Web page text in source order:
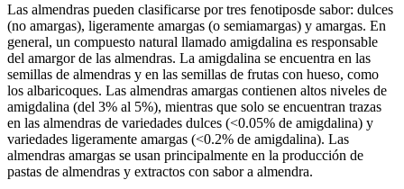
Las almendras pueden clasificarse por tres fenotiposde sabor: dulces
(no amargas), ligeramente amargas (o semiamargas) y amargas. En
general, un compuesto natural llamado amigdalina es responsable
del amargor de las almendras. La amigdalina se encuentra en las
semillas de almendras y en las semillas de frutas con hueso, como
los albaricoques. Las almendras amargas contienen altos niveles de
amigdalina (del 3% al 5%), mientras que solo se encuentran trazas
en las almendras de variedades dulces (<0.05% de amigdalina) y
variedades ligeramente amargas (<0.2% de amigdalina). Las
almendras amargas se usan principalmente en la producción de
pastas de almendras y extractos con sabor a almendra.